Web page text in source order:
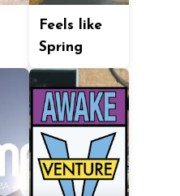
Feels like
Spring